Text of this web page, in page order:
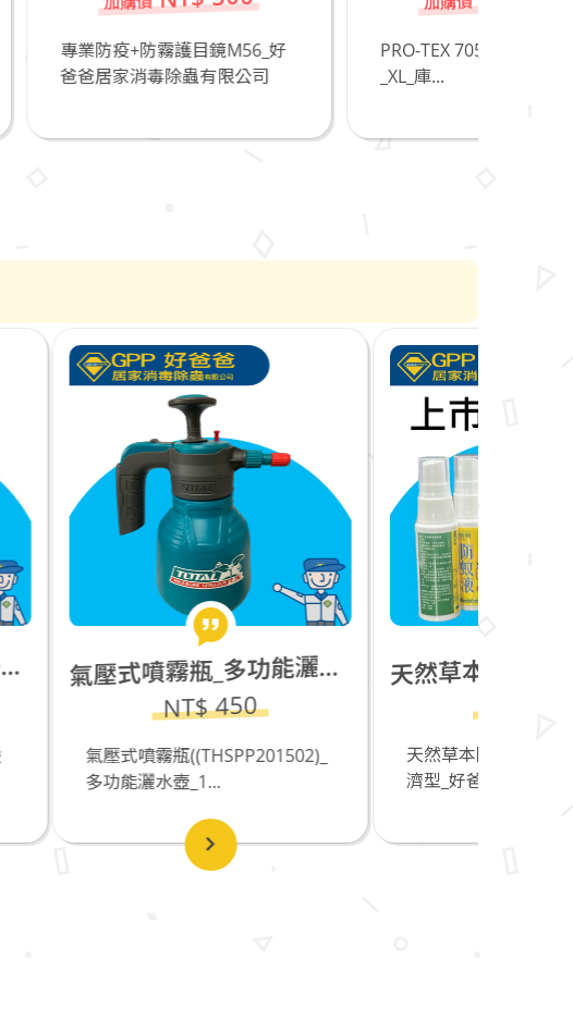
目鏡M56_好
有限公司
PRO-TEX 7050 Coverall防護衣
_XL_庫...
壓式噴霧瓶_多功能灑水壺_1.5L 天然草本防蚊液(30ml)_個人經濟型_好爸爸嚴選
天然草本防蚊液(30ml)_個人經
濟型_好爸爸嚴選_好爸爸...